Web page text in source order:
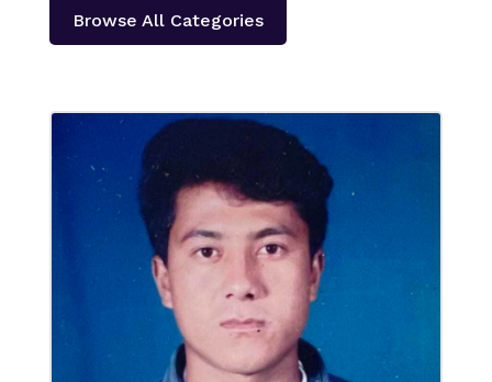
Browse All Categories